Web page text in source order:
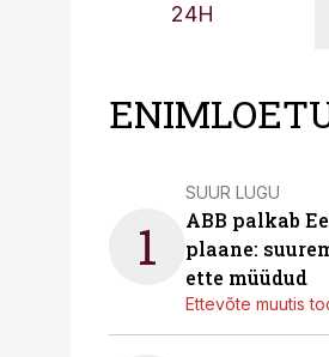
24H
1
SUUR LUGU
ABB palkab
plaane:
ette müüdud
Ettevõte muutis